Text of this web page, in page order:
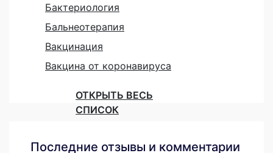
Бактериология
Бальнеотерапия
Вакцинация
Вакцина от коронавируса
ОТКРЫТЬ ВЕСЬ
СПИСОК
Последние отзывы и комментарии